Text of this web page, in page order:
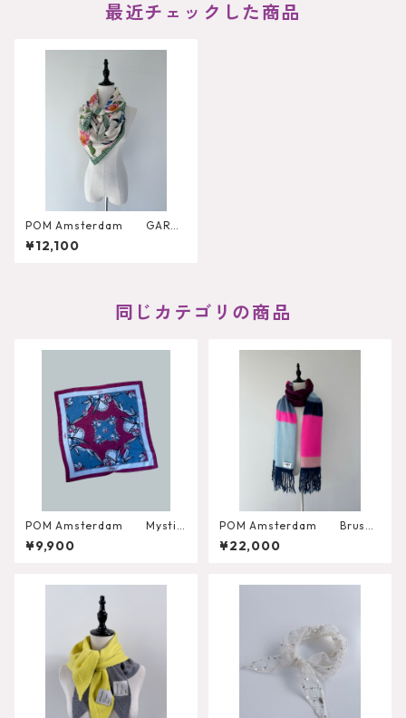
最近チェックした商品
POM Amsterdam GARDE
N BLOOM スカーフ
¥12,100
同じカテゴリの商品
POM Amsterdam Mystic
Dinner Small Blue Shawl
¥9,900
POM Amsterdam Brushe
d Stripes Blue Shawl
¥22,000